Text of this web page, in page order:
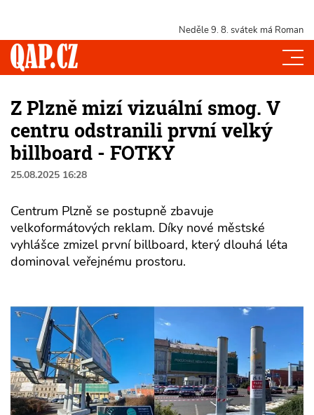
Neděle 9. 8. svátek má Roman
Z Plzně mizí vizuální smog. V
centru odstranili první velký
billboard - FOTKY
25.08.2025 16:28
Centrum Plzně se postupně zbavuje
velkoformátových reklam. Díky nové městské
vyhlášce zmizel první billboard, který dlouhá léta
dominoval veřejnému prostoru.